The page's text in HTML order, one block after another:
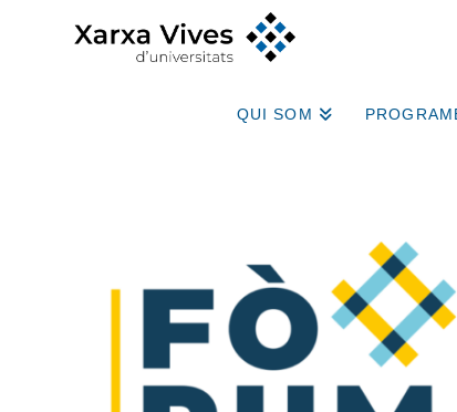
QUI SOM